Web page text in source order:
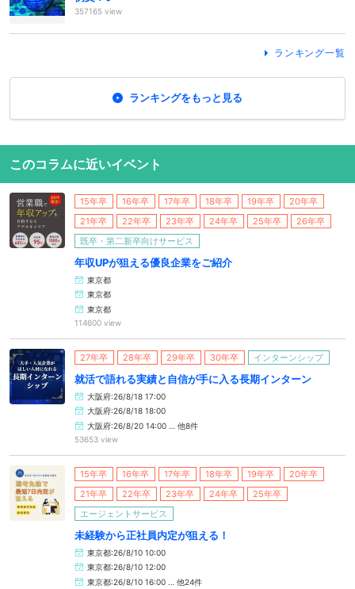
357165 view
ランキング一覧
ランキングをもっと見る
このコラムに近いイベント
15年卒 16年卒 17年卒 18年卒 19年卒
20年卒
21年卒
22年卒 23年卒 24年卒 25年卒
26年卒
既卒・第二新卒向けサービス
年収UPが狙える優良企業をご紹介
東京都
東京都
東京都
114600 view
27年卒 28年卒 29年卒 30年卒 インターンシップ
就活で語れる実績と自信が手に入る長期インターン
大阪府:26/8/18 17:00
大阪府:26/8/18 18:00
大阪府:26/8/20 14:00 … 他8件
53653 view
15年卒 16年卒 17年卒 18年卒 19年卒
20年卒
21年卒
22年卒 23年卒 24年卒
25年卒
エージェントサービス
未経験から正社員内定が狙える！
東京都:26/8/10 10:00
東京都:26/8/10 12:00
東京都:26/8/10 16:00 … 他24件